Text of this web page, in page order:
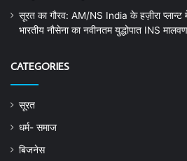
सूरत का गौरव: AM/NS India के हज़ीरा प्लान्ट
भारतीय नौसेना का नवीनतम युद्धोपात INS मालवण
CATEGORIES
सूरत
धर्म- समाज
बिजनेस